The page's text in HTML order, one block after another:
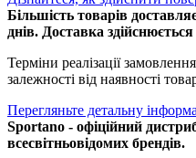
Більшість товарів
днів. Доставка
Терміни реалізації
залежності від наявності
Перегляньте детальну
Sportano - офіційний
всесвітньовідомих брендів.